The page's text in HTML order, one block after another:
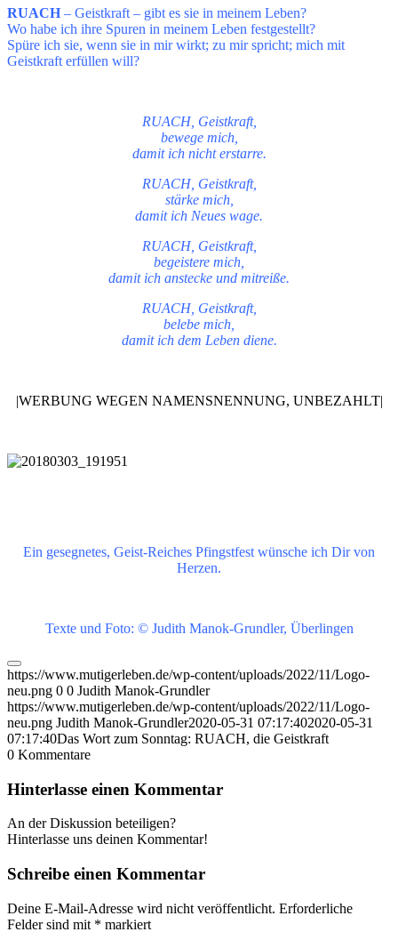
RUACH – Geistkraft – gibt es sie in meinem Leben?
Wo habe ich ihre Spuren in meinem Leben festgestellt?
Spüre ich sie, wenn sie in mir wirkt; zu mir spricht; mich mit
Geistkraft erfüllen will?
RUACH, Geistkraft,
bewege mich,
damit ich nicht erstarre.
RUACH, Geistkraft,
stärke mich,
damit ich Neues wage.
RUACH, Geistkraft,
begeistere mich,
damit ich anstecke und mitreiße.
RUACH, Geistkraft,
belebe mich,
damit ich dem Leben diene.
|WERBUNG WEGEN NAMENSNENNUNG, UNBEZAHLT|
Ein gesegnetes, Geist-Reiches Pfingstfest wünsche ich Dir von
Herzen.
Texte und Foto: © Judith Manok-Grundler, Überlingen
https://www.mutigerleben.de/wp-content/uploads/2022/11/Logo-
neu.png 0 0 Judith Manok-Grundler
https://www.mutigerleben.de/wp-content/uploads/2022/11/Logo-
neu.png Judith Manok-Grundler2020-05-31 07:17:402020-05-31
07:17:40Das Wort zum Sonntag: RUACH, die Geistkraft
0 Kommentare
Hinterlasse einen Kommentar
An der Diskussion beteiligen?
Hinterlasse uns deinen Kommentar!
Schreibe einen Kommentar
Deine E-Mail-Adresse wird nicht veröffentlicht. Erforderliche
Felder sind mit * markiert